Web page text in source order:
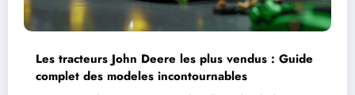
Les tracteurs John Deere les plus vendus : Guide
complet des modeles incontournables